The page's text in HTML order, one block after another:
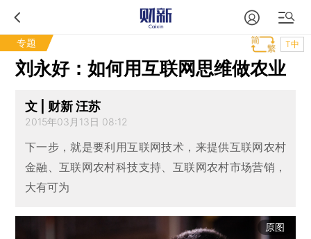
专题 T中
刘永好：如何用互联网思维做农业
文 | 财新 汪苏
2015年03月13日 08:12
下一步，就是要利用互联网技术，来提供互联网农村
金融、互联网农村科技支持、互联网农村市场营销，
大有可为
原图